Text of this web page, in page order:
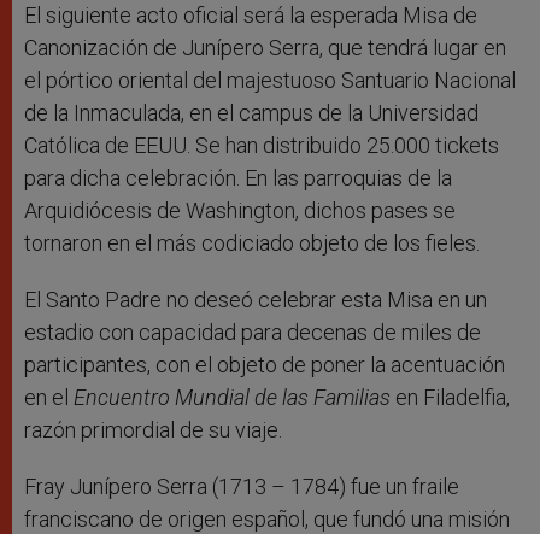
El siguiente acto oficial será la esperada Misa de
Canonización de Junípero Serra, que tendrá lugar en
el pórtico oriental del majestuoso Santuario Nacional
de la Inmaculada, en el campus de la Universidad
Católica de EEUU. Se han distribuido 25.000 tickets
para dicha celebración. En las parroquias de la
Arquidiócesis de Washington, dichos pases se
tornaron en el más codiciado objeto de los fieles.
El Santo Padre no deseó celebrar esta Misa en un
estadio con capacidad para decenas de miles de
participantes, con el objeto de poner la acentuación
en el Encuentro Mundial de las Familias en Filadelfia,
razón primordial de su viaje.
Fray Junípero Serra (1713 – 1784) fue un fraile
franciscano de origen español, que fundó una misión